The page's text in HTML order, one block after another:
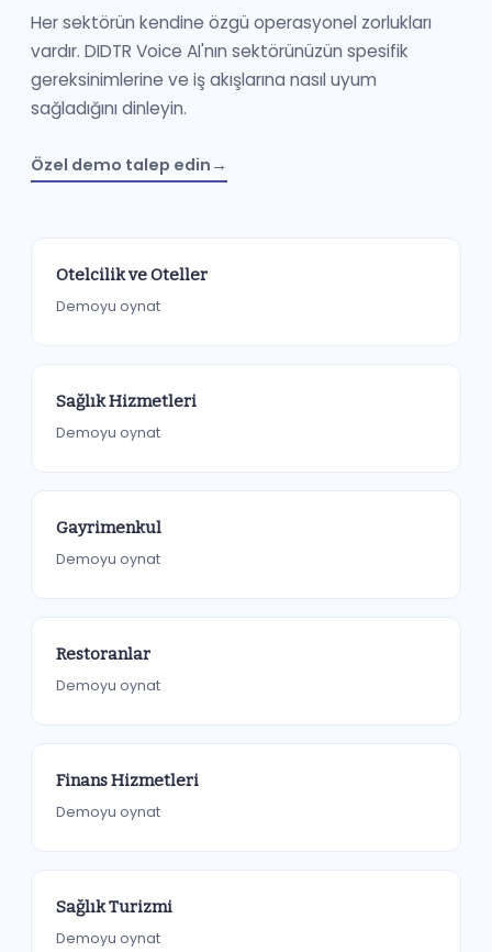
Her sektörün kendine özgü operasyonel zorlukları
vardır. DIDTR Voice AI'nın sektörünüzün spesifik
gereksinimlerine ve iş akışlarına nasıl uyum
sağladığını dinleyin.
Özel demo talep edin →
Otelcilik ve Oteller
Demoyu oynat
Sağlık Hizmetleri
Demoyu oynat
Gayrimenkul
Demoyu oynat
Restoranlar
Demoyu oynat
Finans Hizmetleri
Demoyu oynat
Sağlık Turizmi
Demoyu oynat